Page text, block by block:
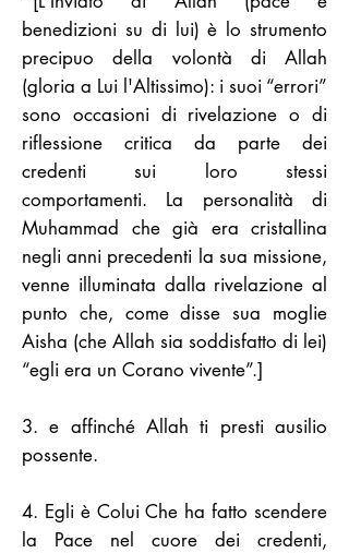
benedizioni su di lui) è lo strumento
precipuo della volontà di Allah
(gloria a Lui l'Altissimo): i suoi “errori”
sono occasioni di rivelazione o di
riflessione critica da parte dei
credenti sui loro stessi
comportamenti. La personalità di
Muhammad che già era cristallina
negli anni precedenti la sua missione,
venne illuminata dalla rivelazione al
punto che, come disse sua moglie
Aisha (che Allah sia soddisfatto di lei)
“egli era un Corano vivente”.]
3. e affinché Allah ti presti ausilio
possente.
4. Egli è Colui Che ha fatto scendere
la Pace nel cuore dei credenti,